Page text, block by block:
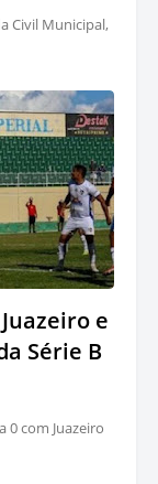
Civil Municipal,
e
Série B
0 com Juazeiro